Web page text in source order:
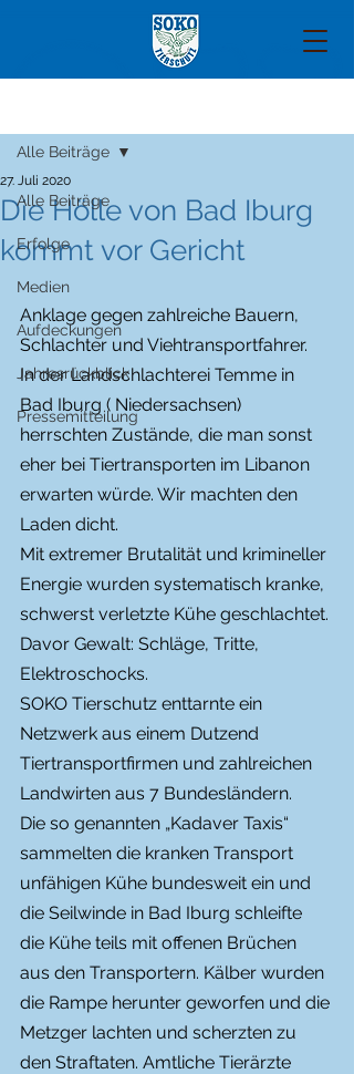
Alle Beiträge
Erfolge
Medien
Aufdeckungen
Jahresrückblick
Pressemitteilung
Alle Beiträge
Die Hölle von Bad Iburg
kommt vor Gericht
27. Juli 2020
Anklage gegen zahlreiche Bauern,
Schlachter und Viehtransportfahrer.
In der Landschlachterei Temme in
Bad Iburg ( Niedersachsen)
herrschten Zustände, die man sonst
eher bei Tiertransporten im Libanon
erwarten würde. Wir machten den
Laden dicht.
Mit extremer Brutalität und krimineller
Energie wurden systematisch kranke,
schwerst verletzte Kühe geschlachtet.
Davor Gewalt: Schläge, Tritte,
Elektroschocks.
SOKO Tierschutz enttarnte ein
Netzwerk aus einem Dutzend
Tiertransportfirmen und zahlreichen
Landwirten aus 7 Bundesländern.
Die so genannten „Kadaver Taxis“
sammelten die kranken Transport
unfähigen Kühe bundesweit ein und
die Seilwinde in Bad Iburg schleifte
die Kühe teils mit offenen Brüchen
aus den Transportern. Kälber wurden
die Rampe herunter geworfen und die
Metzger lachten und scherzten zu
den Straftaten. Amtliche Tierärzte